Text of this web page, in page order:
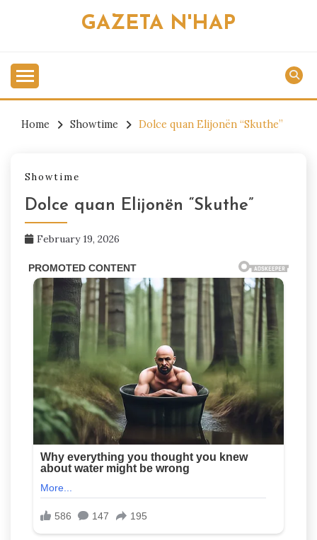
GAZETA N'HAP
Home Showtime Dolce quan Elijonën “Skuthe”
Showtime
Dolce quan Elijonën “Skuthe”
February 19, 2026